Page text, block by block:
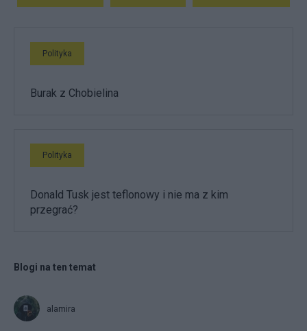
Polityka
Burak z Chobielina
Polityka
Donald Tusk jest teflonowy i nie ma z kim
przegrać?
Blogi na ten temat
alamira